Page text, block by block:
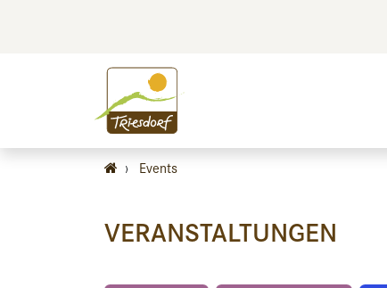
› Events
VERANSTALTUNGEN